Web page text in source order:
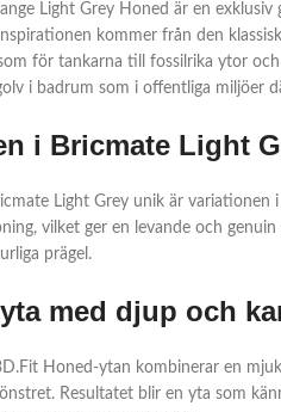
Light Grey Honed är en
kommer från den
för tankarna till fossilrika ytor
i badrum som i offentliga miljöer
i Bricmate Light
Light Grey unik är
vilket ger en levande och
prägel.
med djup och
Honed-ytan kombinerar en
Resultatet blir en yta som